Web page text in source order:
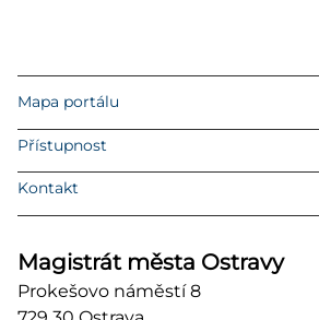
Mapa portálu
Přístupnost
Kontakt
Magistrát města Ostravy
Prokešovo náměstí 8